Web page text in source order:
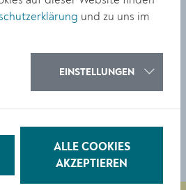
findet am Freitag, 18. März, im
Kremser Bank statt
ist um 16:00 Uhr. Die
2022) ist notwendig
und zu uns im
EINSTELLUNGEN
ALLE COOKIES
AKZEPTIEREN